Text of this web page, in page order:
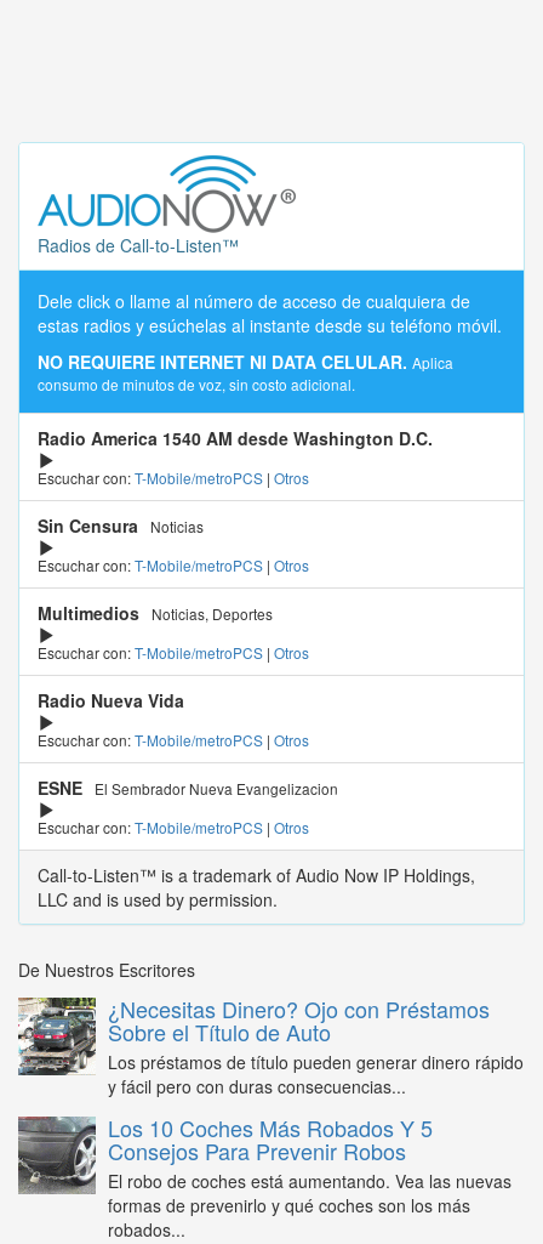
Radios de Call-to-Listen™
Dele click o llame al número de acceso de cualquiera de
estas radios y esúchelas al instante desde su teléfono móvil.
NO REQUIERE INTERNET NI DATA CELULAR. Aplica
consumo de minutos de voz, sin costo adicional.
Radio America 1540 AM desde Washington D.C.
Escuchar con:T-Mobile/metroPCS | Otros
Sin Censura
Noticias
Escuchar con:T-Mobile/metroPCS | Otros
Multimedios
Noticias, Deportes
Escuchar con:T-Mobile/metroPCS | Otros
Radio Nueva Vida
Escuchar con:T-Mobile/metroPCS | Otros
ESNE
El Sembrador Nueva Evangelizacion
Escuchar con:T-Mobile/metroPCS | Otros
Call-to-Listen™ is a trademark of Audio Now IP Holdings,
LLC and is used by permission.
De Nuestros Escritores
¿Necesitas Dinero? Ojo con Préstamos
Sobre el Título de Auto
Los préstamos de título pueden generar dinero rápido
y fácil pero con duras consecuencias...
Los 10 Coches Más Robados Y 5
Consejos Para Prevenir Robos
El robo de coches está aumentando. Vea las nuevas
formas de prevenirlo y qué coches son los más
robados...